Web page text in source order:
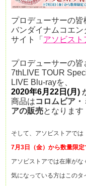
プロデューサーの皆
バンダイナムコエ
サイト「 アソビスト
プロデューサーの皆
7thLIVE TOUR
LIVE Blu-rayを、
2020年6月22日(月)
商品はコロムビア
アの販売となります
そして、アソビストアでは
7月3日（金）から数量限定
アソビストアでは在庫がな
気になっている方はこのタ